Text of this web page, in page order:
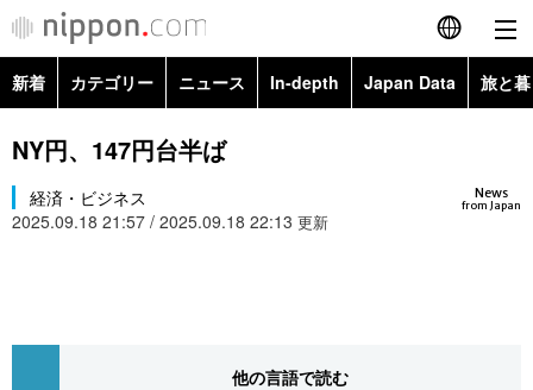
English
カテゴリー
新着 カテゴリー ニュース In-depth Japan Data 旅と
政治・外交
経済・ビジネス Images
NY円、147円台半ば
News
from Japan
経済・ビジネス
2025.09.18 21:57 / 2025.09.18 22:13 更新
他の言語で読む